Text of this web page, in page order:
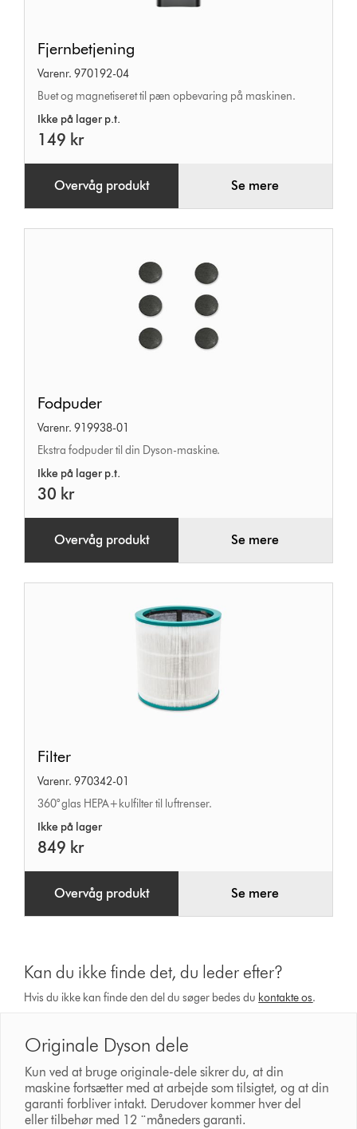
Fjernbetjening
Varenr. 970192-04
Buet og magnetiseret til pæn opbevaring på maskinen.
Ikke på lager p.t.
149 kr
Overvåg produkt Se mere
Fodpuder
Varenr. 919938-01
Ekstra fodpuder til din Dyson-maskine.
Ikke på lager p.t.
30 kr
Overvåg produkt Se mere
Filter
Varenr. 970342-01
360° glas HEPA+kulfilter til luftrenser.
Ikke på lager
849 kr
Overvåg produkt Se mere
Kan du ikke finde det, du leder efter?
Hvis du ikke kan finde den del du søger bedes du kontakte os.
Originale Dyson dele
Kun ved at bruge originale-dele sikrer du, at din
maskine fortsætter med at arbejde som tilsigtet, og at din
garanti forbliver intakt. Derudover kommer hver del
eller tilbehør med 12 ¨måneders garanti.